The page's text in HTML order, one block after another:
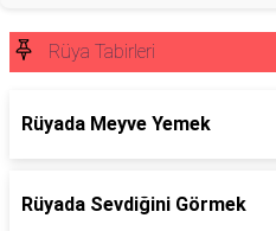
Rüya Tabirleri
Rüyada Meyve Yemek
Rüyada Sevdiğini Görmek